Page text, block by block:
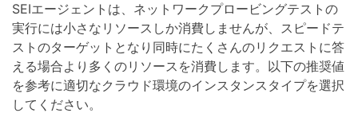
SEIエージェントは、ネットワークプロービングテストの
実行には小さなリソースしか消費しませんが、スピードテ
ストのターゲットとなり同時にたくさんのリクエストに答
える場合より多くのリソースを消費します。以下の推奨値
を参考に適切なクラウド環境のインスタンスタイプを選択
してください。